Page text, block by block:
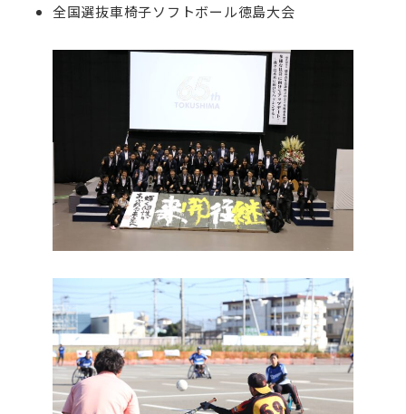
全国選抜車椅子ソフトボール徳島大会